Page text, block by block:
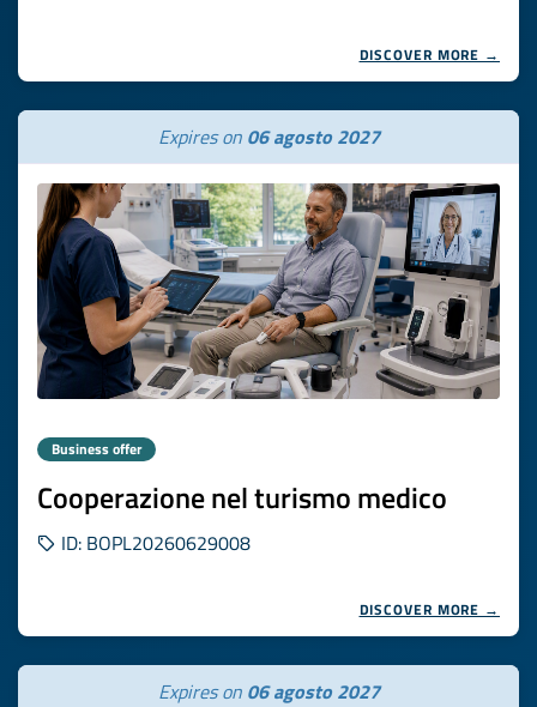
DISCOVER MORE →
Expires on 06 agosto 2027
Business offer
Cooperazione nel turismo medico
ID: BOPL20260629008
DISCOVER MORE →
Expires on 06 agosto 2027